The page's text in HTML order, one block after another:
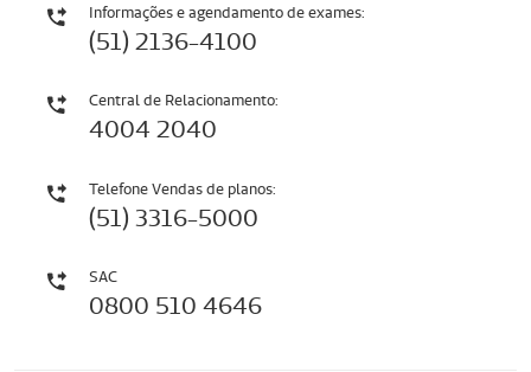
Informações e agendamento de exames:
(51) 2136-4100
Central de Relacionamento:
4004 2040
Telefone Vendas de planos:
(51) 3316-5000
SAC
0800 510 4646